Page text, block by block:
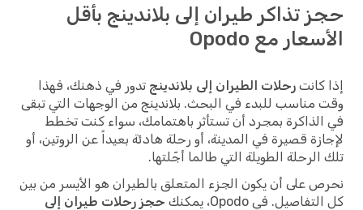
حجز تذاكر طيران إلى بلاندينج بأقل
الأسعار مع Opodo
إذا كانت رحلات الطيران إلى بلاندينج تدور في ذهنك، فهذا
وقت مناسب للبدء في البحث. بلاندينج من الوجهات التي تبقى
في الذاكرة بمجرد أن تستأثر باهتمامك، سواء كنت تخطط
لإجازة قصيرة في المدينة، أو رحلة هادئة بعيداً عن الروتين، أو
تلك الرحلة الطويلة التي طالما أجّلتها.
نحرص على أن يكون الجزء المتعلق بالطيران هو الأيسر من بين
كل التفاصيل. في Opodo، يمكنك
حجز رحلات طيران إلى